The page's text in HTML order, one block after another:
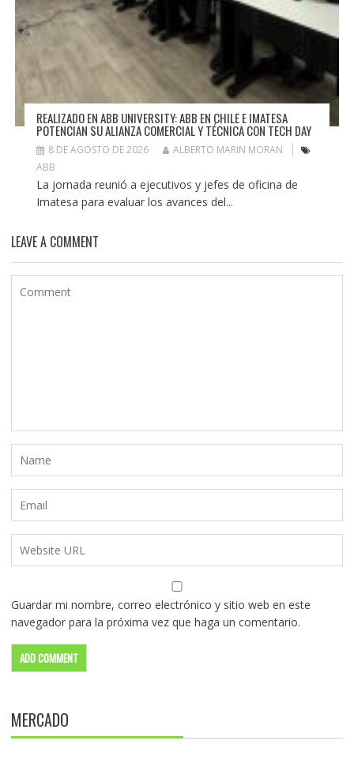
REALIZADO EN ABB UNIVERSITY: ABB EN CHILE E IMATESA
POTENCIAN SU ALIANZA COMERCIAL Y TÉCNICA CON TECH DAY
8 DE AGOSTO DE 2026
ALBERTO MARIN MORAN
ABB
La jornada reunió a ejecutivos y jefes de oficina de
Imatesa para evaluar los avances del...
LEAVE A COMMENT
Guardar mi nombre, correo electrónico y sitio web en este
navegador para la próxima vez que haga un comentario.
MERCADO